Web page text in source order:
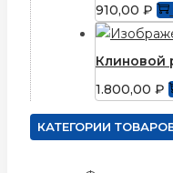
910,00 ₽
Клиновой
1.800,00 ₽
КАТЕГОРИИ